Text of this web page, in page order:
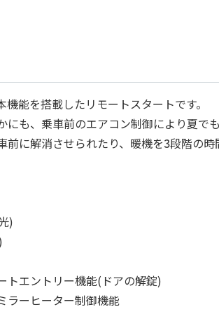
能を搭載したリモートスタートです。
にも、乗車前のエアコン制御により夏で
に解消させられたり、暖機を3段階の時
)
トエントリー機能(ドアの解錠)
ラーヒーター制御機能